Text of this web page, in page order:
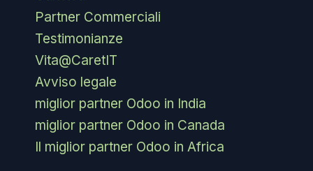
Partner Commerciali
Testimonianze
Vita@CaretIT
Avviso legale
miglior partner Odoo in India
miglior partner Odoo in Canada
Il miglior partner Odoo in Africa